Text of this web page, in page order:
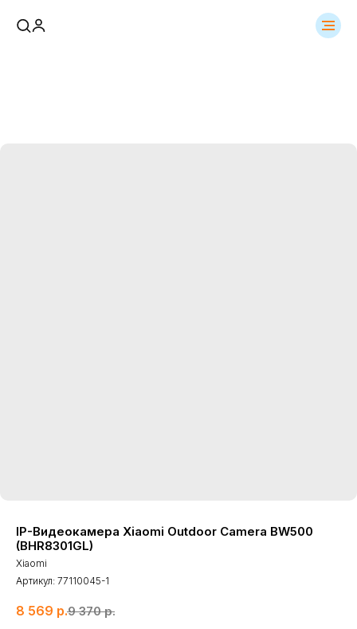
IP-Видеокамера Xiaomi Outdoor Camera BW500
(BHR8301GL)
Xiaomi
Артикул: 77110045-1
8 569 р.9 370 р.